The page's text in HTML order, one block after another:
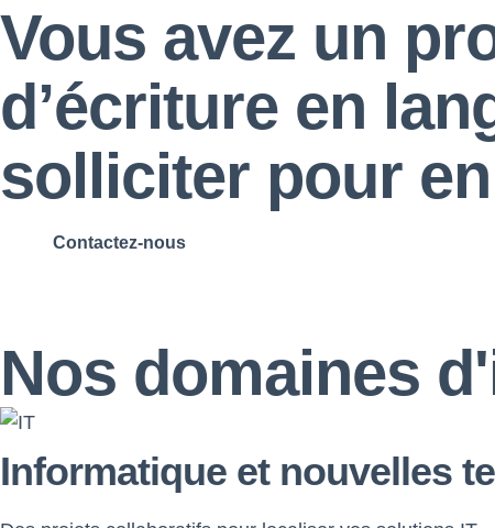
Vous avez un
d’écriture en
solliciter pour
Contactez-nous
Nos domaines
Informatique et nouvelles